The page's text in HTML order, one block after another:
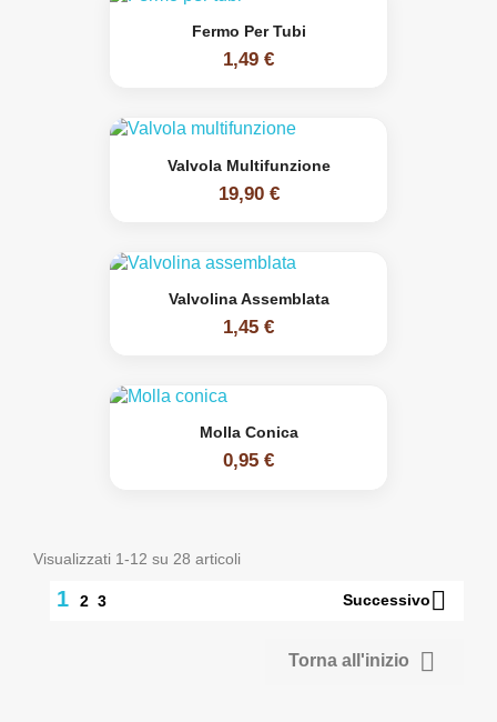
Fermo Per Tubi
1,49 €
Valvola Multifunzione
19,90 €
Valvolina Assemblata
1,45 €
Molla Conica
0,95 €
Visualizzati 1-12 su 28 articoli
1 2 3 Successivo
Torna all'inizio 